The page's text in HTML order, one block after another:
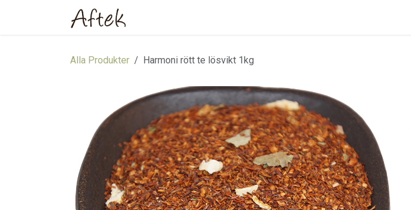
Alla Produkter Harmoni rött te lösvikt 1kg